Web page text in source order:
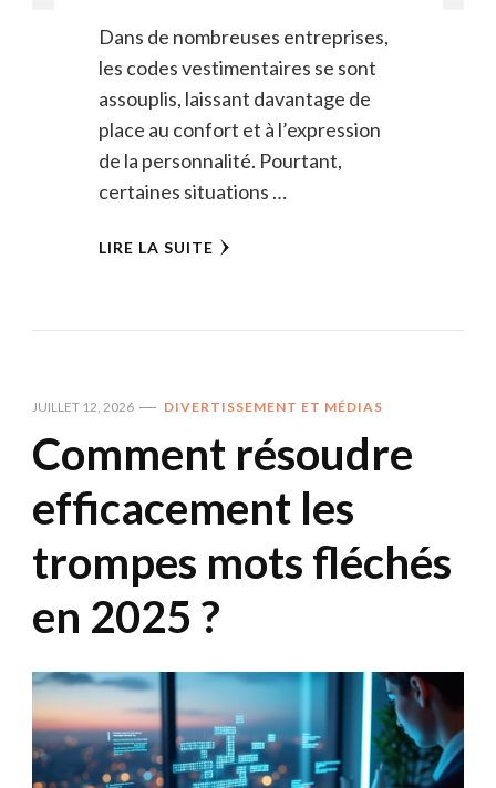
Dans de nombreuses entreprises,
les codes vestimentaires se sont
assouplis, laissant davantage de
place au confort et à l’expression
de la personnalité. Pourtant,
certaines situations …
LIRE LA SUITE
JUILLET 12, 2026 DIVERTISSEMENT ET MÉDIAS
Comment résoudre
efficacement les
trompes mots fléchés
en 2025 ?